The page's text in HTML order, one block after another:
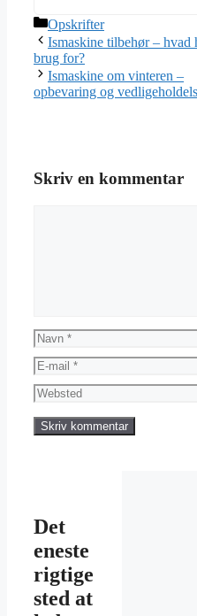
Kategorier
Opskrifter
Ismaskine tilbehør – hvad
brug for?
Ismaskine om vinteren –
opbevaring og
Skriv en kommentar
Navn
E-
mail
Websted
Det
eneste
rigtige
sted at